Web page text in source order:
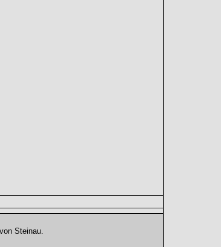
Steinau.